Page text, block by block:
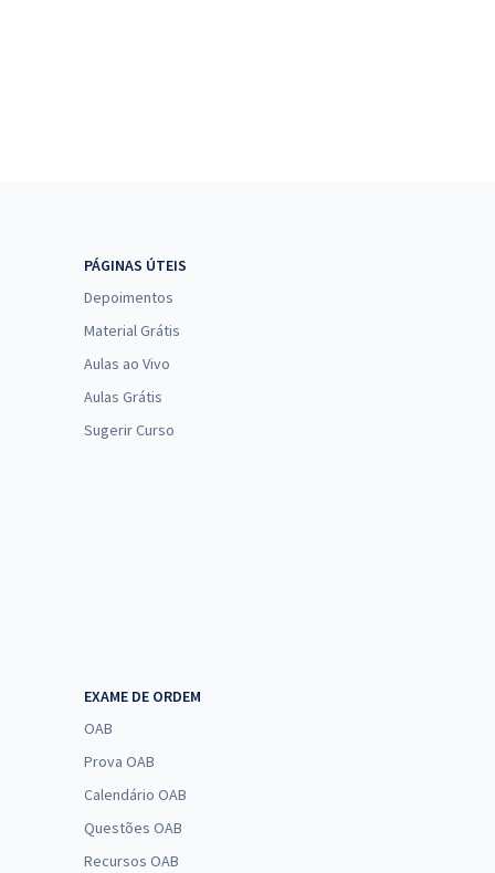
PÁGINAS ÚTEIS
Depoimentos
Material Grátis
Aulas ao Vivo
Aulas Grátis
Sugerir Curso
EXAME DE ORDEM
OAB
Prova OAB
Calendário OAB
Questões OAB
Recursos OAB